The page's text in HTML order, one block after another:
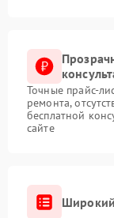
Точные прайс-
ремонта,
бесплатной
сайте
Широкий